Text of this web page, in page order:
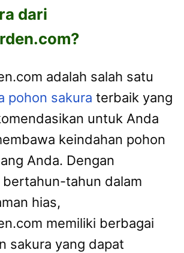
dari
adalah salah satu
pohon sakura terbaik yang
untuk Anda
keindahan pohon
Anda. Dengan
bertahun-tahun dalam
hias,
memiliki berbagai
sakura yang dapat